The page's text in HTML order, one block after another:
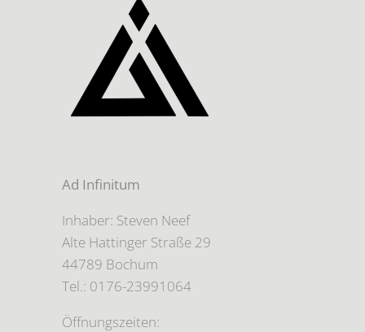
Ad Infinitum
Inhaber: Steven Neef
Alte Hattinger Straße 29
44789 Bochum
Tel.: 0176-23991064
Öffnungszeiten: